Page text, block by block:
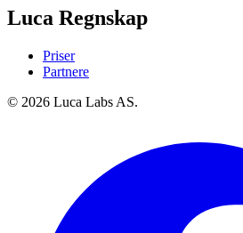
Luca Regnskap
Priser
Partnere
© 2026 Luca Labs AS.